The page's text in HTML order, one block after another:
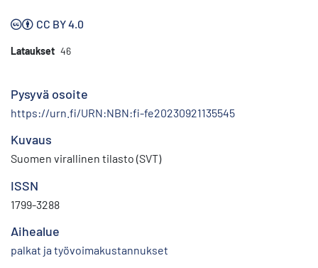
CC BY 4.0
Lataukset 46
Pysyvä osoite
https://urn.fi/URN:NBN:fi-fe20230921135545
Kuvaus
Suomen virallinen tilasto (SVT)
ISSN
1799-3288
Aihealue
palkat ja työvoimakustannukset